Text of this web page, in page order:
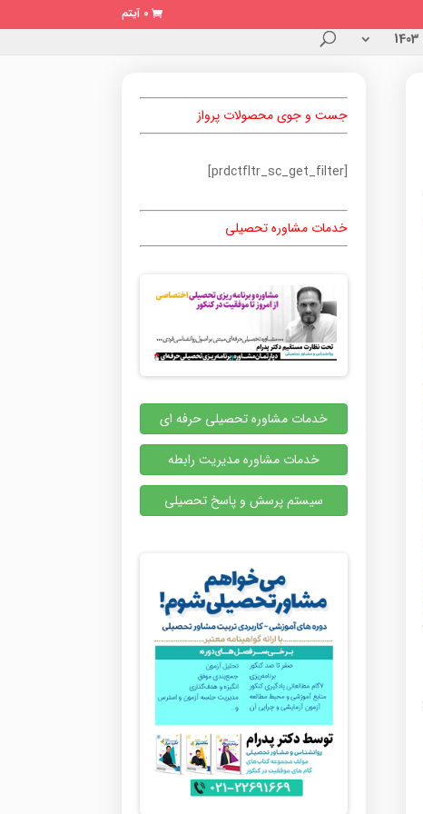
0 آیتم
جست و جوی محصولات پرواز
[prdctfltr_sc_get_filter]
خدمات مشاوره تحصیلی
خدمات مشاوره تحصیلی حرفه ای
خدمات مشاوره مدیریت رابطه
سیستم پرسش و پاسخ تحصیلی